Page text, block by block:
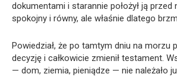
dokumentami i starannie położył ją przed
spokojny i równy, ale właśnie dlatego
Powiedział, że po tamtym dniu na morzu
decyzję i całkowicie zmienił testament.
— dom, ziemia, pieniądze — nie należało